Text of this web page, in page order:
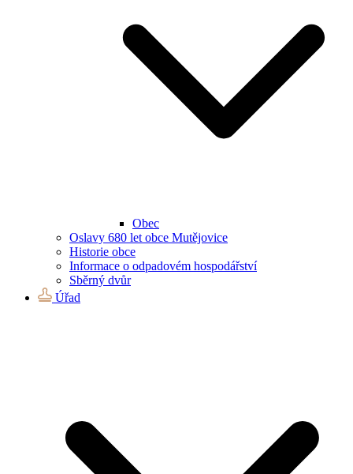
Obec
Oslavy 680 let obce Mutějovice
Historie obce
Informace o odpadovém hospodářství
Sběrný dvůr
Úřad